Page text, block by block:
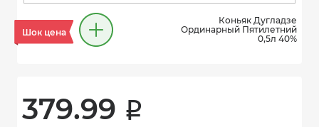
Шок цена
Коньяк Дугладзе
Ординарный Пятилетний
0,5л 40%
379.99 i